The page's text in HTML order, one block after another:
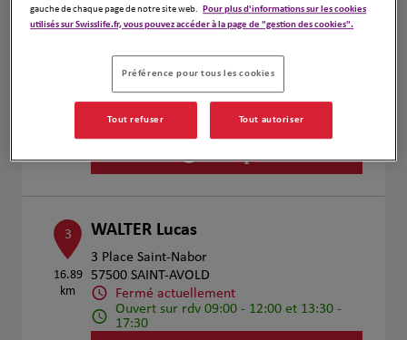
2 JEREMIE GELPE
15 Rue de la Gare
57150 Creutzwald
Fermé actuellement
Numéro
Voir plus
3
16.89
km
WALTER Lucas
3 Place Saint-Nabor
57500 SAINT-AVOLD
Fermé actuellement
Ouvert sur rdv 09:00 - 12:00 et 13:30 -
17:30
gauche de chaque page de notre site web. Pour plus d'informations sur les cookies
utilisés sur Swisslife.fr, vous pouvez accéder à la page de "gestion des cookies".
Préférence pour tous les cookies
Tout refuser Tout autoriser